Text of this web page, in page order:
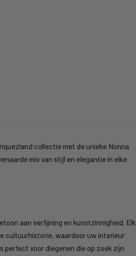
collectie met de unieke Nonna
mix van stijl en elegantie in elke
aan verfijning en kunstzinnigheid. Elk
cultuurhistorie, waardoor uw interieur
perfect voor diegenen die op zoek zijn